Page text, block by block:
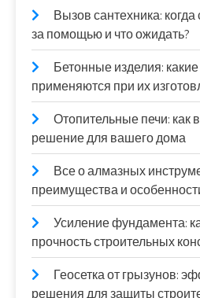
Вызов сантехника:
за помощью и что ожидать?
Бетонные изделия:
применяются при их
Отопительные печи: как
решение для вашего дома
Все о алмазных
преимущества и
Усиление фундамента:
прочность строительных
Геосетка от грызунов:
решения для защиты